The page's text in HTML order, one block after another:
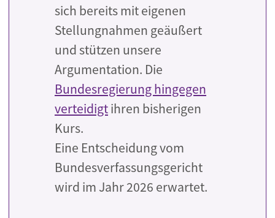
sich bereits mit eigenen
Stellungnahmen geäußert
und stützen unsere
Argumentation. Die
Bundesregierung hingegen
verteidigtihren bisherigen
Kurs.
Eine Entscheidung vom
Bundesverfassungsgericht
wird im Jahr 2026 erwartet.